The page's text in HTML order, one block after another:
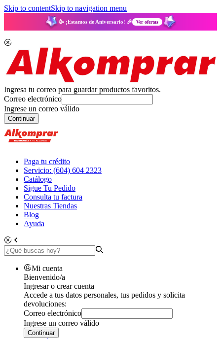
Skip to contentSkip to navigation menu
🥳 ¡Estamos de Aniversario! 🎉 Ver ofertas
Ingresa tu correo para guardar productos favoritos.
Correo electrónico
Ingrese un correo válido
Continuar
Paga tu crédito
Servicio: (604) 604 2323
Catálogo
Sigue Tu Pedido
Consulta tu factura
Nuestras Tiendas
Blog
Ayuda
Mi cuenta
Bienvenido/a
Ingresar o crear cuenta
Accede a tus datos personales, tus pedidos y solicita
devoluciones:
Correo electrónico
Ingrese un correo válido
Continuar